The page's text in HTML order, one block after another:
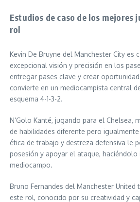
Estudios de caso de los mejores
rol
Kevin De Bruyne del Manchester City es
excepcional visión y precisión en los
entregar pases clave y crear
convierte en un mediocampista central
esquema 4-1-3-2.
N’Golo Kanté, jugando para el Chelsea,
de habilidades diferente pero
ética de trabajo y destreza defensiva le
posesión y apoyar el ataque, haciéndolo
mediocampo.
Bruno Fernandes del Manchester United
este rol, conocido por su creatividad y